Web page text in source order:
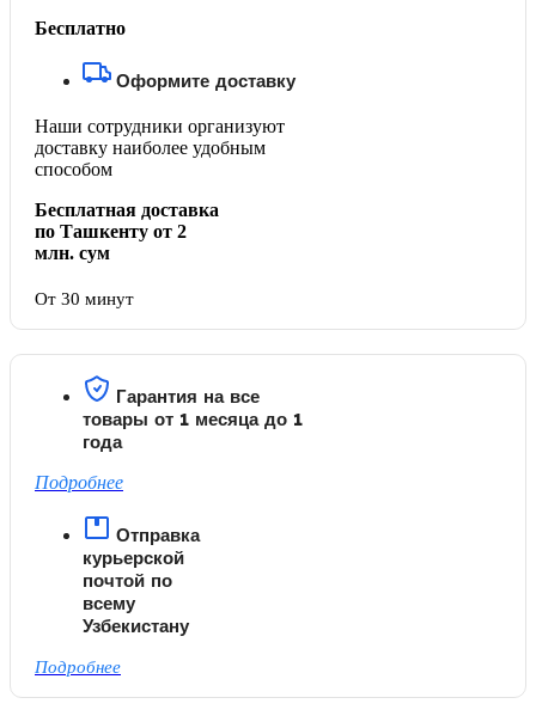
Бесплатно
Оформите доставку
Наши сотрудники организуют
доставку наиболее удобным
способом
Бесплатная доставка
по Ташкенту от 2
млн. сум
От 30 минут
Гарантия на все
товары от 1 месяца до 1
года
Подробнее
Отправка
курьерской
почтой по
всему
Узбекистану
Подробнее